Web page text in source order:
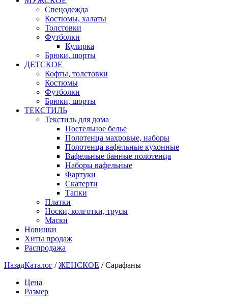
Спецодежда
Костюмы, халаты
Толстовки
Футболки
Кулирка
Брюки, шорты
ДЕТСКОЕ
Кофты, толстовки
Костюмы
Футболки
Брюки, шорты
ТЕКСТИЛЬ
Текстиль для дома
Постельное белье
Полотенца махровые, наборы
Полотенца вафельные кухонные
Вафельные банные полотенца
Наборы вафельные
Фартуки
Скатерти
Тапки
Платки
Носки, колготки, трусы
Маски
Новинки
Хиты продаж
Распродажа
НазадКаталог /ЖЕНСКОЕ /Сарафаны
Цена
Размер